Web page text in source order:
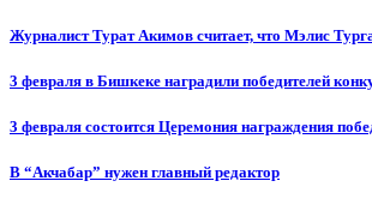
Журналист Турат Акимов считает, что Мэлис
3 февраля в Бишкеке наградили победителей
3 февраля состоится Церемония награждения
В “Акчабар” нужен главный редактор